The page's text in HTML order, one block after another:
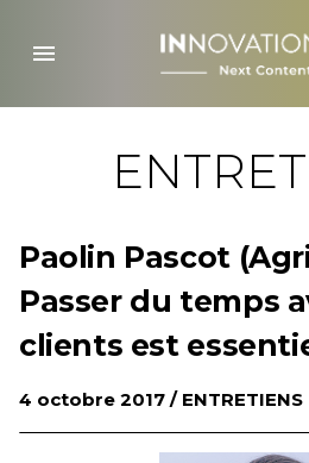
content
menu
Paolin Pascot
Passer du temps
clients est
4 octobre 2017 / ENTRETIENS